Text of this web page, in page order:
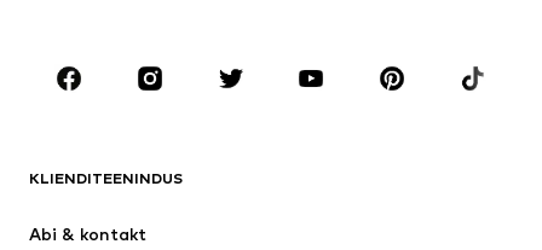
Aksessuaarid
Premium
Uus
KLIENDITEENINDUS
Abi & kontakt